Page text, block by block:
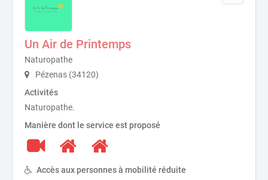
Un Air de Printemps
Naturopathe
Pézenas (34120)
Activités
Naturopathe.
Manière dont le service est proposé
Accès aux personnes à mobilité réduite